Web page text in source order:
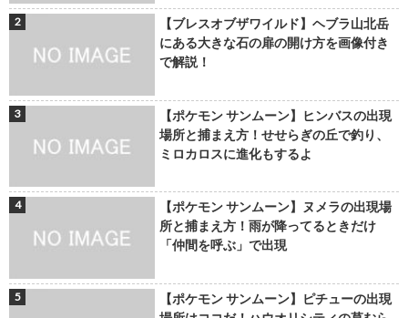
【ブレスオブザワイルド】ヘブラ山北岳
にある大きな石の扉の開け方を画像付き
で解説！
【ポケモン サンムーン】ヒンバスの出現
場所と捕まえ方！せせらぎの丘で釣り、
ミロカロスに進化もするよ
【ポケモン サンムーン】ヌメラの出現場
所と捕まえ方！雨が降ってるときだけ
「仲間を呼ぶ」で出現
【ポケモン サンムーン】ピチューの出現